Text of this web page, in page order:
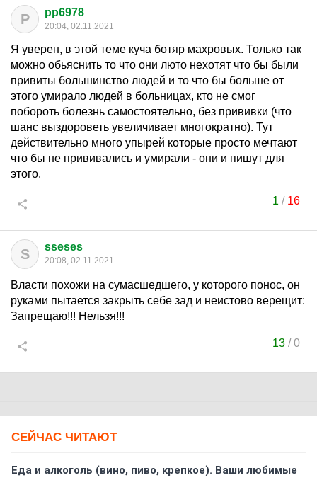
P pp6978
20:04, 02.11.2021
Я уверен, в этой теме куча ботяр махровых. Только так
можно обьяснить то что они люто нехотят что бы были
привиты большинство людей и то что бы больше от
этого умирало людей в больницах, кто не смог
побороть болезнь самостоятельно, без прививки (что
шанс выздороветь увеличивает многократно). Тут
действительно много упырей которые просто мечтают
что бы не прививались и умирали - они и пишут для
этого.
1 / 16
S sseses
20:08, 02.11.2021
Власти похожи на сумасшедшего, у которого понос, он
руками пытается закрыть себе зад и неистово верещит:
Запрещаю!!! Нельзя!!!
13 /0
СЕЙЧАС ЧИТАЮТ
Еда и алкоголь (вино, пиво, крепкое). Ваши любимые